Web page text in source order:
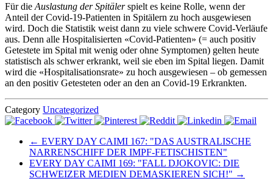
Für die Auslastung der Spitälerspielt es keine Rolle, wenn der
Anteil der Covid-19-Patienten in Spitälern zu hoch ausgewiesen
wird. Doch die Statistik weist dann zu viele schwere Covid-Verläufe
aus. Denn alle Hospitalisierten «Covid-Patienten» (= auch positiv
Getestete im Spital mit wenig oder ohne Symptomen) gelten heute
statistisch als schwer erkrankt, weil sie eben im Spital liegen. Damit
wird die «Hospitalisationsrate» zu hoch ausgewiesen – ob gemessen
an den positiv Getesteten oder an den an Covid-19 Erkrankten.
Category Uncategorized
← EVERY DAY CAIMI 167: "DAS AUSTRALISCHE
NARRENSCHIFF DER IMPF-FETISCHISTEN"
EVERY DAY CAIMI 169: "FALL DJOKOVIC: DIE
SCHWEIZER MEDIEN DEMASKIEREN SICH!" →